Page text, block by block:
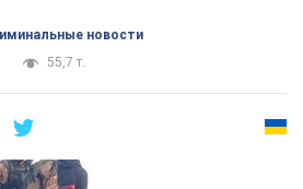
новости
55,7 т.